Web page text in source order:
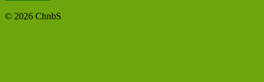
© 2026 ChnbS